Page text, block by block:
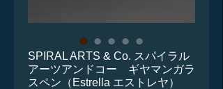
SPIRAL ARTS & Co. スパイラル
アーツアンドコー ギヤマンガラ
スペン（Estrella エストレヤ）